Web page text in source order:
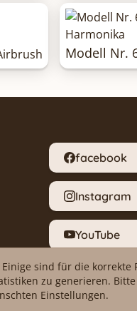
Modell Nr.
facebook
Instagram
YouTube
Problem
Einige sind für die
zu generieren. Bitte
Einstellungen.